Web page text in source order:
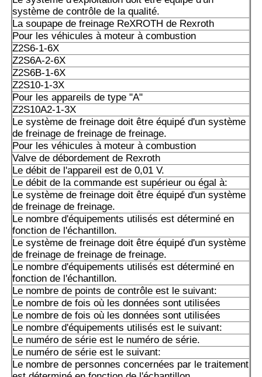
système de contrôle de la qualité.
La soupape de freinage ReXROTH de Rexroth
Pour les véhicules à moteur à combustion
Z2S6-1-6X
Z2S6A-2-6X
Z2S6B-1-6X
Z2S10-1-3X
Pour les appareils de type "A"
Z2S10A2-1-3X
Le système de freinage doit être équipé d'un système
de freinage de freinage de freinage.
Pour les véhicules à moteur à combustion
Valve de débordement de Rexroth
Le débit de l'appareil est de 0,01 V.
Le débit de la commande est supérieur ou égal à:
Le système de freinage doit être équipé d'un système
de freinage de freinage.
Le nombre d'équipements utilisés est déterminé en
fonction de l'échantillon.
Le système de freinage doit être équipé d'un système
de freinage de freinage de freinage.
Le nombre d'équipements utilisés est déterminé en
fonction de l'échantillon.
Le nombre de points de contrôle est le suivant:
Le nombre de fois où les données sont utilisées
Le nombre de fois où les données sont utilisées
Le nombre d'équipements utilisés est le suivant:
Le numéro de série est le numéro de série.
Le numéro de série est le suivant:
Le nombre de personnes concernées par le traitement